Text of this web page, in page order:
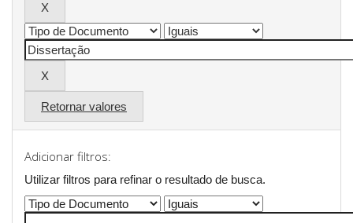
Retornar valores
Adicionar filtros:
Utilizar filtros para refinar o resultado de busca.